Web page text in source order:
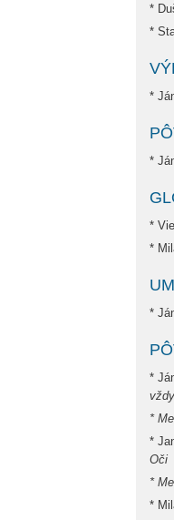
*
*
*
*
*
*
*
*
*
*
Oči
*
*